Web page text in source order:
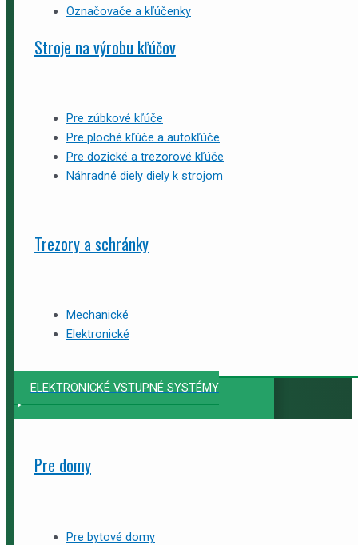
Označovače a kľúčenky
Stroje na výrobu kľúčov
Pre zúbkové kľúče
Pre ploché kľúče a autokľúče
Pre dozické a trezorové kľúče
Náhradné diely diely k strojom
Trezory a schránky
Mechanické
Elektronické
ELEKTRONICKÉ VSTUPNÉ SYSTÉMY
Pre domy
Pre bytové domy